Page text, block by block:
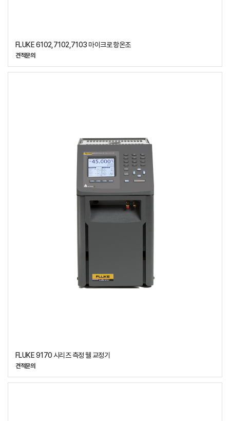
FLUKE 6102,7102,7103 마이크로 항온조
견적문의
FLUKE 9170 시리즈 측정 웰 교정기
견적문의